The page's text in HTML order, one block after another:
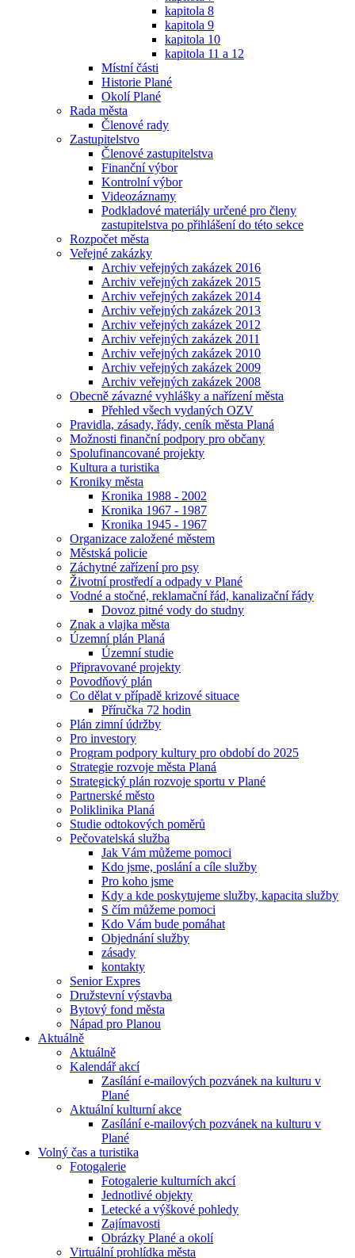
kapitola 8
kapitola 9
kapitola 10
kapitola 11 a 12
Místní části
Historie Plané
Okolí Plané
Rada města
Členové rady
Zastupitelstvo
Členové zastupitelstva
Finanční výbor
Kontrolní výbor
Videozáznamy
Podkladové materiály určené pro členy
zastupitelstva po přihlášení do této sekce
Rozpočet města
Veřejné zakázky
Archiv veřejných zakázek 2016
Archiv veřejných zakázek 2015
Archiv veřejných zakázek 2014
Archiv veřejných zakázek 2013
Archiv veřejných zakázek 2012
Archiv veřejných zakázek 2011
Archiv veřejných zakázek 2010
Archiv veřejných zakázek 2009
Archiv veřejných zakázek 2008
Obecně závazné vyhlášky a nařízení města
Přehled všech vydaných OZV
Pravidla, zásady, řády, ceník města Planá
Možnosti finanční podpory pro občany
Spolufinancované projekty
Kultura a turistika
Kroniky města
Kronika 1988 - 2002
Kronika 1967 - 1987
Kronika 1945 - 1967
Organizace založené městem
Městská policie
Záchytné zařízení pro psy
Životní prostředí a odpady v Plané
Vodné a stočné, reklamační řád, kanalizační řády
Dovoz pitné vody do studny
Znak a vlajka města
Územní plán Planá
Územní studie
Připravované projekty
Povodňový plán
Co dělat v případě krizové situace
Příručka 72 hodin
Plán zimní údržby
Pro investory
Program podpory kultury pro období do 2025
Strategie rozvoje města Planá
Strategický plán rozvoje sportu v Plané
Partnerské město
Poliklinika Planá
Studie odtokových poměrů
Pečovatelská služba
Jak Vám můžeme pomoci
Kdo jsme, poslání a cíle služby
Pro koho jsme
Kdy a kde poskytujeme služby, kapacita služby
S čím můžeme pomoci
Kdo Vám bude pomáhat
Objednání služby
zásady
kontakty
Senior Expres
Družstevní výstavba
Bytový fond města
Nápad pro Planou
Aktuálně
Aktuálně
Kalendář akcí
Zasílání e-mailových pozvánek na kulturu v
Plané
Aktuální kulturní akce
Zasílání e-mailových pozvánek na kulturu v
Plané
Volný čas a turistika
Fotogalerie
Fotogalerie kulturních akcí
Jednotlivé objekty
Letecké a výškové pohledy
Zajímavosti
Obrázky Plané a okolí
Virtuální prohlídka města